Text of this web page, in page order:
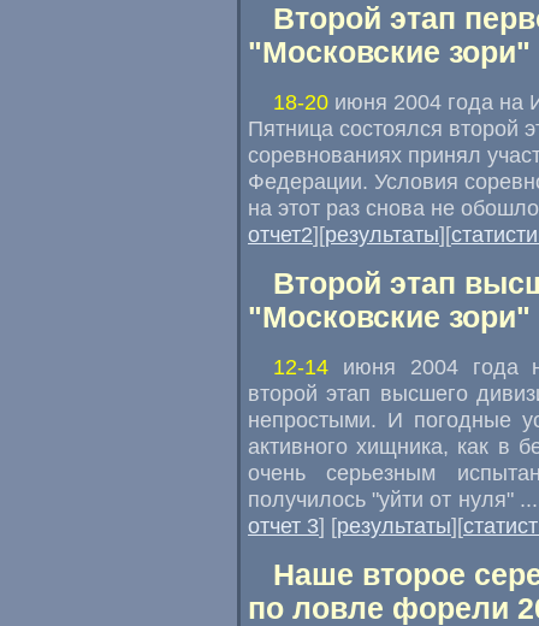
Второй этап
"Московские зори"
18-20 июня 2004 года на
Пятница состоялся второй
соревнованиях принял
Федерации. Условия
на этот раз снова не
отчет2][результаты][
Второй этап
"Московские зори"
12-14 июня 2004 года
второй этап высшего
непростыми. И погодные
активного хищника, как в
очень серьезным
получилось "уйти от нуля"
отчет 3] [результаты][
Наше второе
по ловле форели